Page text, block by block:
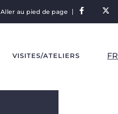
Aller au pied de page
VISITES/ATELIERS FR